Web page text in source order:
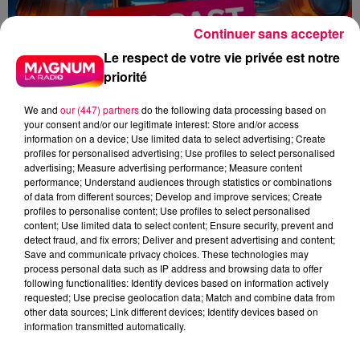
flash info Zoé Thomas
Zoé Thomas
Le flash de 19h
0:00 3 min 50 sec
Le respect de votre vie privée est notre
priorité
We and our (447) partnersdo the following data processing based on
your consent and/or our legitimate interest: Store and/or access
information on a device; Use limited data to select advertising; Create
profiles for personalised advertising; Use profiles to select personalised
advertising; Measure advertising performance; Measure content
performance; Understand audiences through statistics or combinations
of data from different sources; Develop and improve services; Create
profiles to personalise content; Use profiles to select personalised
content; Use limited data to select content; Ensure security, prevent and
detect fraud, and fix errors; Deliver and present advertising and content;
Save and communicate privacy choices. These technologies may
process personal data such as IP address and browsing data to offer
following functionalities: Identify devices based on information actively
requested; Use precise geolocation data; Match and combine data from
other data sources; Link different devices; Identify devices based on
information transmitted automatically.
Continuer sans accepter